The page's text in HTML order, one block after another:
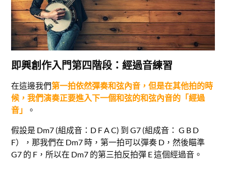
即興創作入門第四階段：經過音練習
在這邊我們第一拍依然彈奏和弦內音，但是在其他拍的時
候，我們演奏正要進入下一個和弦的和弦內音的「經過
音」
。
假設是 Dm7 (組成音：D F A C) 到 G7 (組成音： G B D
F），那我們在 Dm7 時，第一拍可以彈奏 D，然後瞄準
G7 的 F，所以在 Dm7 的第三拍反拍彈 E 這個經過音。